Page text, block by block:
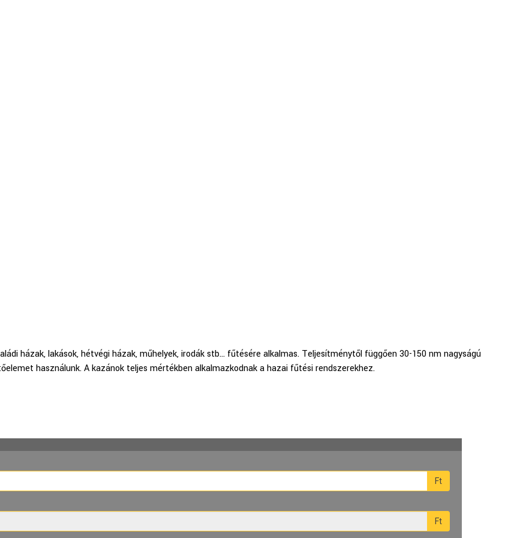
házak, lakások, hétvégi házak, műhelyek, irodák stb… fűtésére alkalmas. Teljesítménytől függően 30-150 nm nagyságú
használunk. A kazánok teljes mértékben alkalmazkodnak a hazai fűtési rendszerekhez.